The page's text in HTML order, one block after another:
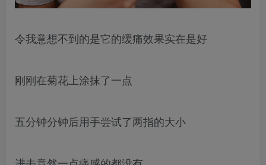
令我意想不到的是它的缓痛效果实在是好
刚刚在菊花上涂抹了一点
五分钟分钟后用手尝试了两指的大小